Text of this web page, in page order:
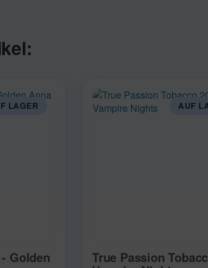
LAGER
Golden
AUF
True Passion